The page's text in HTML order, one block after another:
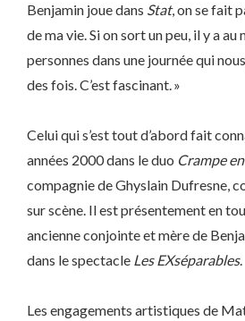
Benjamin joue dans Stat, on se fait
de ma vie. Si on sort un peu, il y a au
personnes dans une journée qui
des fois. C’est fascinant. »
Celui qui s’est tout d’abord fait
années 2000 dans le duo Crampe
compagnie de Ghyslain Dufresne,
sur scène. Il est présentement en
ancienne conjointe et mère de
dans le spectacle Les EXséparables.
Les engagements artistiques de